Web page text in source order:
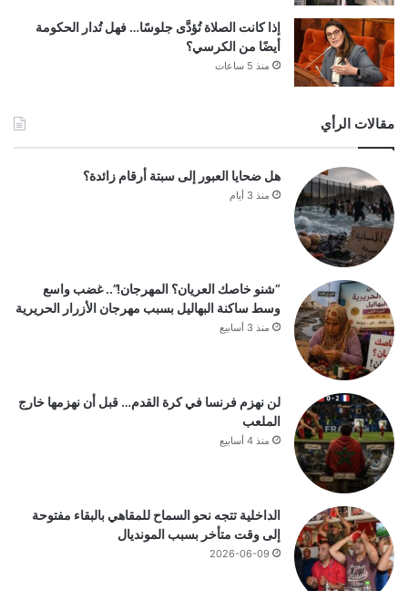
إذا كانت الصلاة تُؤدَّى جلوسًا… فهل تُدار الحكومة
أيضًا من الكرسي؟
منذ 5 ساعات
مقالات الرأي
هل ضحايا العبور إلى سبتة أرقام زائدة؟
منذ 3 أيام
“شنو خاصك العريان؟ المهرجان!”.. غضب واسع
وسط ساكنة البهاليل بسبب مهرجان الأزرار الحريرية
منذ 3 أسابيع
لن نهزم فرنسا في كرة القدم… قبل أن نهزمها خارج
الملعب
منذ 4 أسابيع
الداخلية تتجه نحو السماح للمقاهي بالبقاء مفتوحة
إلى وقت متأخر بسبب المونديال
2026-06-09